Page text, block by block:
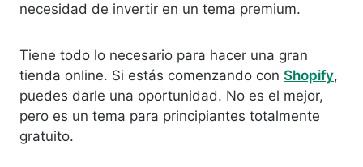
necesidad de invertir en un tema premium.
Tiene todo lo necesario para hacer una gran
tienda online. Si estás comenzando con Shopify,
puedes darle una oportunidad. No es el mejor,
pero es un tema para principiantes totalmente
gratuito.